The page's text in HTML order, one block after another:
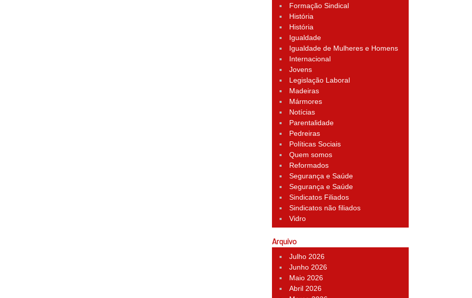
Formação Sindical
História
História
Igualdade
Igualdade de Mulheres e Homens
Internacional
Jovens
Legislação Laboral
Madeiras
Mármores
Notícias
Parentalidade
Pedreiras
Políticas Sociais
Quem somos
Reformados
Segurança e Saúde
Segurança e Saúde
Sindicatos Filiados
Sindicatos não filiados
Vidro
Arquivo
Julho 2026
Junho 2026
Maio 2026
Abril 2026